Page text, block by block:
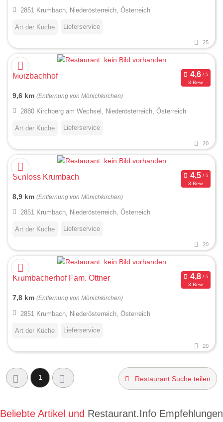
2851 Krumbach, Niederösterreich, Österreich
Art der Küche Lieferservice
25
Molzbachhof
3 Bew.
9,6 km (Entfernung von Mönichkirchen)
2880 Kirchberg am Wechsel, Niederösterreich, Österreich
Art der Küche Lieferservice
20
Schloss Krumbach
3 Bew.
8,9 km (Entfernung von Mönichkirchen)
2851 Krumbach, Niederösterreich, Österreich
Art der Küche Lieferservice
20
Krumbacherhof Fam. Ottner
3 Bew.
7,8 km (Entfernung von Mönichkirchen)
2851 Krumbach, Niederösterreich, Österreich
Art der Küche Lieferservice
20
1 Restaurant Suche teilen
Beliebte Artikel und Restaurant.Info Empfehlungen